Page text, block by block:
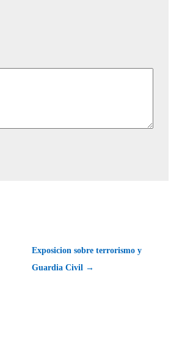
Exposicion sobre terrorismo y
Guardia Civil →